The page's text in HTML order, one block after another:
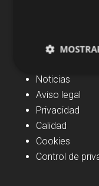
Navegación
Noticias
Aviso legal
Privacidad
Calidad
Cookies
Control de